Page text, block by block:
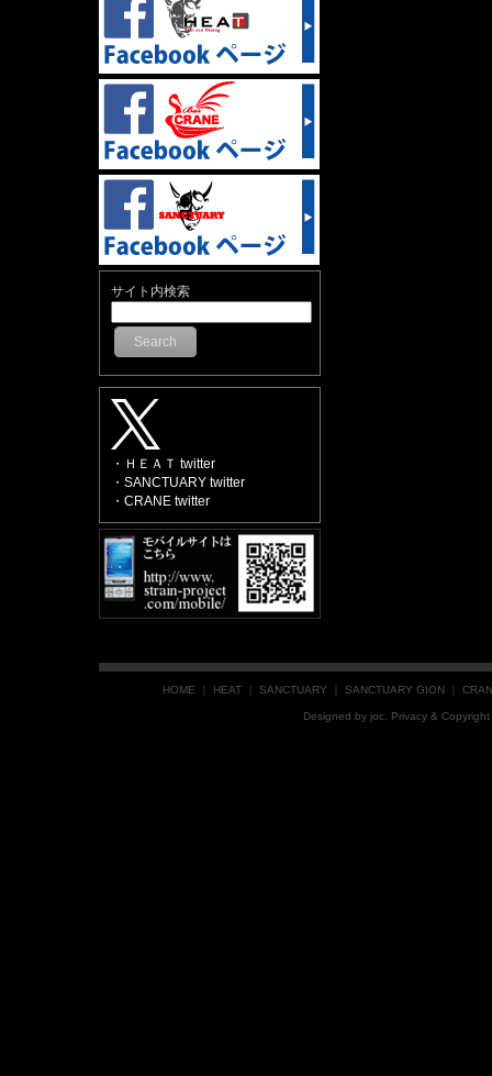
サイト内検索
Search
・ＨＥＡＴ twitter
・SANCTUARY twitter
・CRANE twitter
HOME HEAT SANCTUARY SANCTUARY GION
Designed by joc . Privacy &